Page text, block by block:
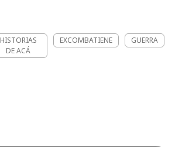
HISTORIAS
DE ACÁ
EXCOMBATIENE GUERRA